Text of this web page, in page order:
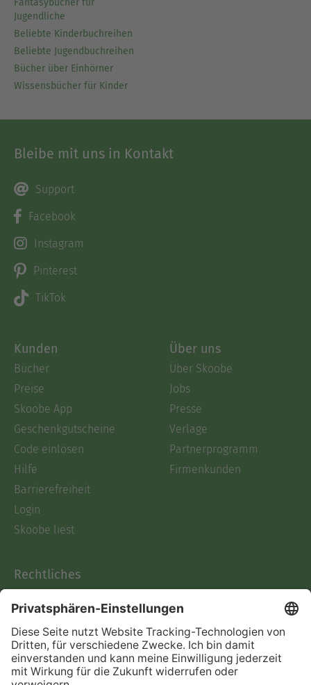
Jugendliche
Beliebte Kinderbuchreihen
Beliebte Jugendbuchreihen
Bücher über Einhörner
Wissensbücher für Kinder
Bleibe mit uns in Kontakt
Support
Facebook
Instagram
Pinterest
TikTok
Kunden
Bücher
Preise
Skoobe App
Geschenkgutscheine
Code einlösen
Hilfe
Barrierefreiheit
Login
Skoobe liest
Über uns
Über Skoobe
Jobs
Presse
Verlage
Partnerprogramm
Firmenkunden
Rechtliches
AGB
Informationen nach Data
Act
Verträge hier kündigen